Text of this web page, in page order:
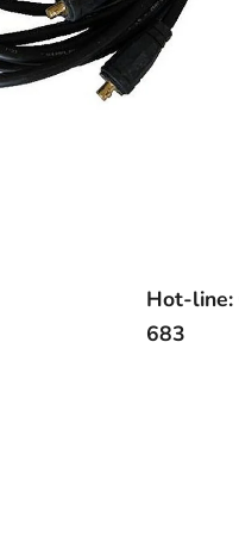
Hot-
683